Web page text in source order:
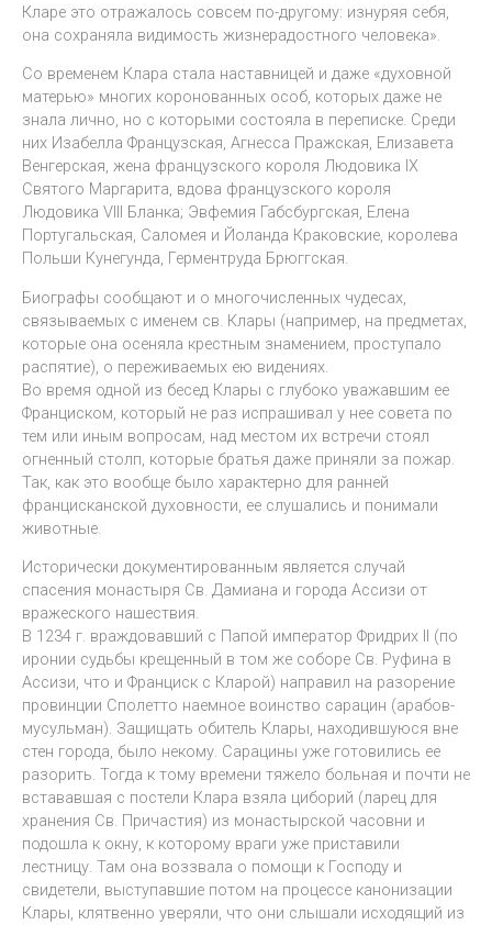
Кларе это отражалось совсем по-другому: изнуряя себя,
она сохраняла видимость жизнерадостного человека».
Со временем Клара стала наставницей и даже «духовной
матерью» многих коронованных особ, которых даже не
знала лично, но с которыми состояла в переписке. Среди
них Изабелла Французская, Агнесса Пражская, Елизавета
Венгерская, жена французского короля Людовика IX
Святого Маргарита, вдова французского короля
Людовика VIII Бланка; Эвфемия Габсбургская, Елена
Португальская, Саломея и Йоланда Краковские, королева
Польши Кунегунда, Герментруда Брюггская.
Биографы сообщают и о многочисленных чудесах,
связываемых с именем св. Клары (например, на предметах,
которые она осеняла крестным знамением, проступало
распятие), о переживаемых ею видениях.
Во время одной из бесед Клары с глубоко уважавшим ее
Франциском, который не раз испрашивал у нее совета по
тем или иным вопросам, над местом их встречи стоял
огненный столп, которые братья даже приняли за пожар.
Так, как это вообще было характерно для ранней
францисканской духовности, ее слушались и понимали
животные.
Исторически документированным является случай
спасения монастыря Св. Дамиана и города Ассизи от
вражеского нашествия.
В 1234 г. враждовавший с Папой император Фридрих II (по
иронии судьбы крещенный в том же соборе Св. Руфина в
Ассизи, что и Франциск с Кларой) направил на разорение
провинции Сполетто наемное воинство сарацин (арабов-
мусульман). Защищать обитель Клары, находившуюся вне
стен города, было некому. Сарацины уже готовились ее
разорить. Тогда к тому времени тяжело больная и почти не
встававшая с постели Клара взяла циборий (ларец для
хранения Св. Причастия) из монастырской часовни и
подошла к окну, к которому враги уже приставили
лестницу. Там она воззвала о помощи к Господу и
свидетели, выступавшие потом на процессе канонизации
Клары, клятвенно уверяли, что они слышали исходящий из